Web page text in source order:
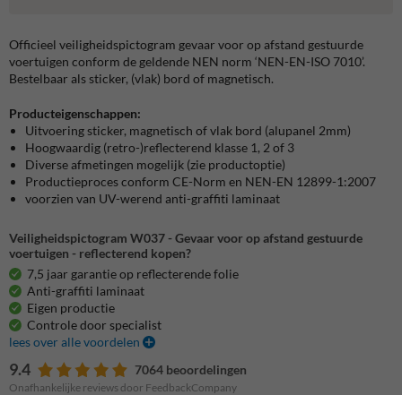
Officieel veiligheidspictogram gevaar voor op afstand gestuurde
voertuigen conform de geldende NEN norm ‘NEN-EN-ISO 7010’.
Bestelbaar als sticker, (vlak) bord of magnetisch.
Producteigenschappen:
Uitvoering sticker, magnetisch of vlak bord (alupanel 2mm)
Hoogwaardig (retro-)reflecterend klasse 1, 2 of 3
Diverse afmetingen mogelijk (zie productoptie)
Productieproces conform CE-Norm en NEN-EN 12899-1:2007
voorzien van UV-werend anti-graffiti laminaat
Veiligheidspictogram W037 - Gevaar voor op afstand gestuurde
voertuigen - reflecterend kopen?
7,5 jaar garantie op reflecterende folie
Anti-graffiti laminaat
Eigen productie
Controle door specialist
lees over alle voordelen
9.4 7064 beoordelingen
Onafhankelijke reviews door FeedbackCompany